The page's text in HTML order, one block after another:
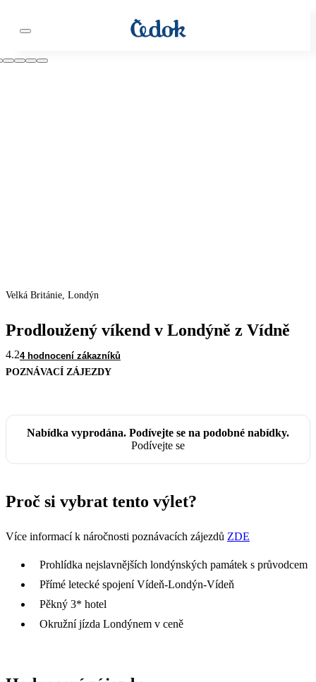
Velká Británie, Londýn
Prodloužený víkend v Londýně z Vídně
4.24 hodnocení zákazníků
POZNÁVACÍ ZÁJEZDY
Nabídka vyprodána. Podívejte se na podobné nabídky.
Podívejte se
Proč si vybrat tento výlet?
Více informací k náročnosti poznávacích zájezdů ZDE
Prohlídka nejslavnějších londýnských památek s průvodcem
Přímé letecké spojení Vídeň-Londýn-Vídeň
Pěkný 3* hotel
Okružní jízda Londýnem v ceně